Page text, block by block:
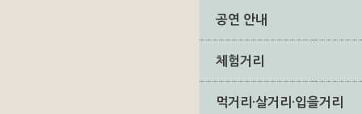
공연 안내
체험거리
먹거리·살거리·입을거리